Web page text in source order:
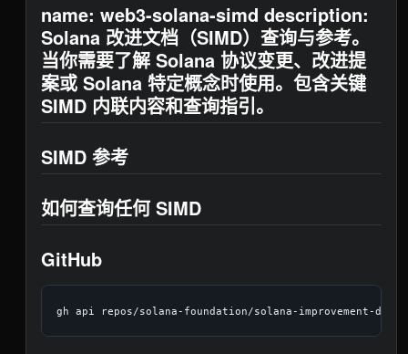
name: web3-solana-simd description:
Solana 改进文档（SIMD）查询与参考。
当你需要了解 Solana 协议变更、改进提
案或 Solana 特定概念时使用。包含关键
SIMD 内联内容和查询指引。
SIMD 参考
如何查询任何 SIMD
GitHub